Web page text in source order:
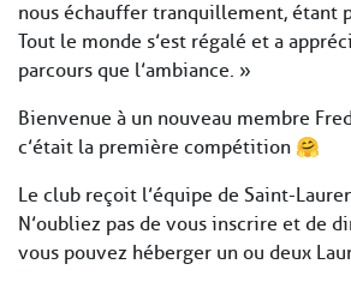
nous échauffer tranquillement, étant
Tout le monde s’est régalé et a
parcours que l’ambiance. »
Bienvenue à un nouveau membre
c’était la première compétition 🤗
Le club reçoit l’équipe de Saint-
N’oubliez pas de vous inscrire et de
vous pouvez héberger un ou deux